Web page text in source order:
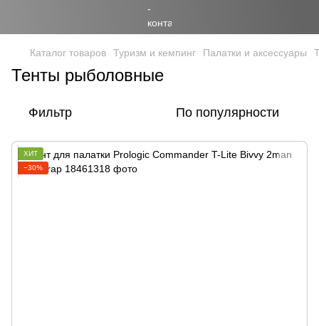
Каталог товаров Туризм и кемпинг Палатки и аксессуары
Тенты рыболовные
Фильтр По популярности
ХИТ
−30%